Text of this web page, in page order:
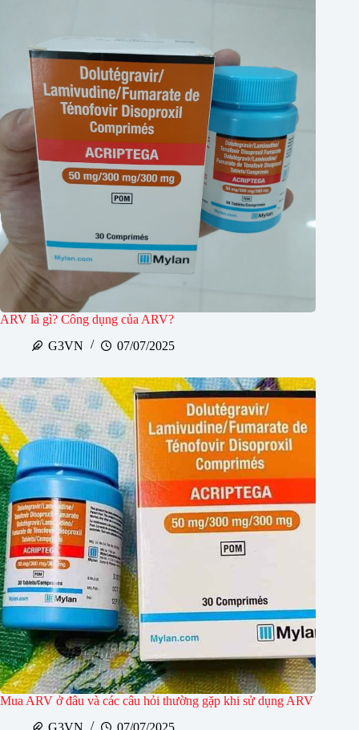
ARV là gì? Công dụng của ARV?
G3VN
07/07/2025
Mua ARV ở đâu và các câu hỏi thường gặp khi sử dụng ARV
G3VN
07/07/2025